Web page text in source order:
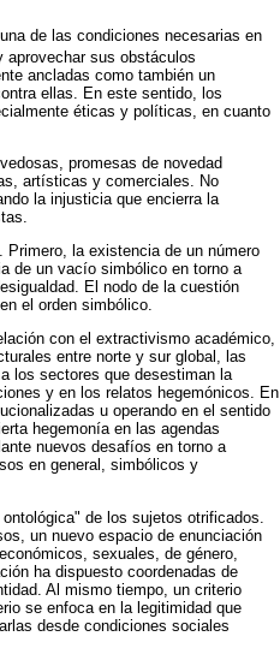
de las condiciones necesarias en
sus obstáculos
ancladas como también un
ellas. En este sentido, los
éticas y políticas, en cuanto
promesas de novedad
artísticas y comerciales. No
la injusticia que encierra la
Primero, la existencia de un número
de un vacío simbólico en torno a
El nodo de la cuestión
el orden simbólico.
con el extractivismo académico,
entre norte y sur global, las
los sectores que desestiman la
y en los relatos hegemónicos. En
u operando en el sentido
hegemonía en las agendas
nuevos desafíos en torno a
en general, simbólicos y
de los sujetos otrificados.
un nuevo espacio de enunciación
sexuales, de género,
ha dispuesto coordenadas de
Al mismo tiempo, un criterio
se enfoca en la legitimidad que
desde condiciones sociales